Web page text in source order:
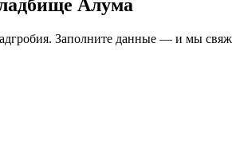
Алума
Заполните данные — и мы